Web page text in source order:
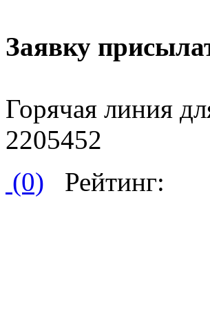
Заявку
Горячая линия
2205452
(0) Рейтинг: